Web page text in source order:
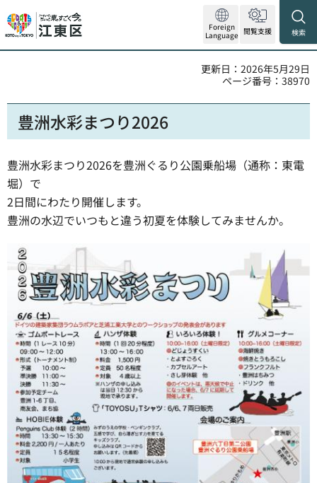
Foreign
Language 閲覧支援 検索
更新日：2026年5月29日
ページ番号：38970
豊洲水彩まつり2026
豊洲水彩まつり2026を豊洲ぐるり公園乗船場（通称：東電
堀）で
2日間にわたり開催します。
豊洲の水辺でいつもと違う初夏を体験してみませんか。